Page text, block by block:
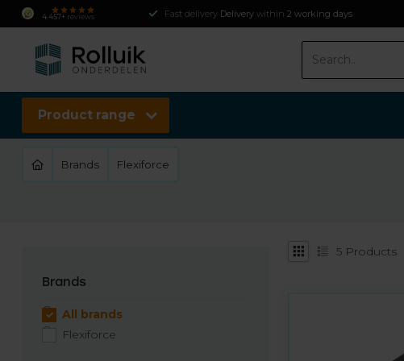
4.457+ reviews Fast delivery Delivery within 2 working days
Product range
Brands Flexiforce
Brands
All brands
Flexiforce
5 Products